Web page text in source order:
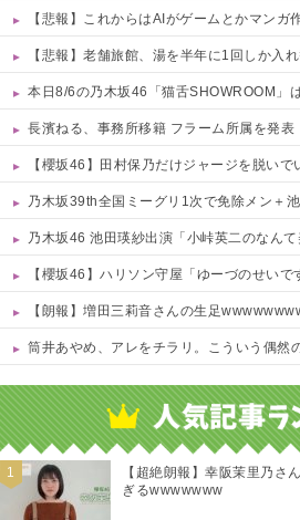
【悲報】これからはAIがゲームとかマンガ作
【悲報】老舗旅館、湯を半年に1回しか入れ替えず基準値3700倍の
本日8/6の乃木坂46「猫舌SHOWROOM」
長濱ねる、事務所移籍 フラーム所属を発表
【櫻坂46】田村保乃だけジャージを脱いで
乃木坂39th全国ミーグリ1次で免除メン＋池田・一ノ瀬
乃木坂46 池田瑛紗出演「小峠英二のなんて美だ！」テーマ：徳
【櫻坂46】ハリソン守屋「ゆーづのせいで
【朗報】増田三莉音さんの生足
筒井あやめ、アレをチラリ。こういう偶然
【超絶朗報】幸阪茉里乃さ
ぎるwwwwwww